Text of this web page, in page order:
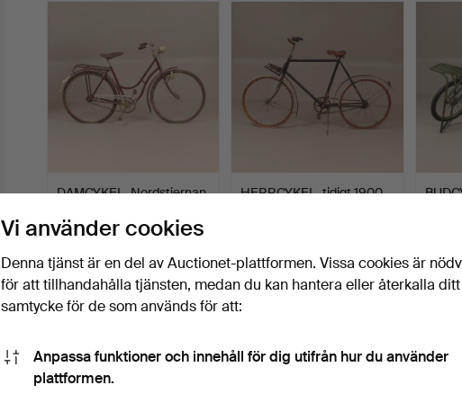
DAMCYKEL, Nordstjernan,
Klubbades 4 dec 2023
37 USD
HERRCYKEL, tidigt 1900-
605 USD 346
Vi använder cookies
Denna tjänst är en del av Auctionet-plattformen. Vissa cookies är
för att tillhandahålla tjänsten, medan du kan hantera eller återkalla ditt
samtycke för de som används för att:
Anpassa funktioner och innehåll för dig utifrån hur du använder
plattformen.